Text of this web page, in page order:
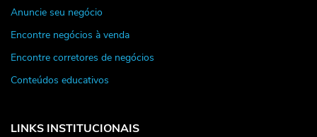
Anuncie seu negócio
Encontre negócios à venda
Encontre corretores de negócios
Conteúdos educativos
LINKS INSTITUCIONAIS